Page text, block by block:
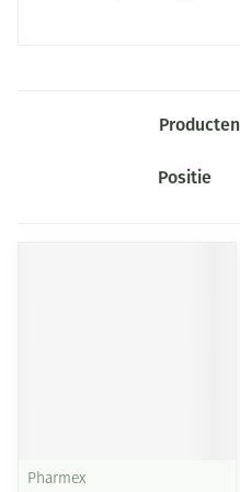
Producten
Sorteer op:
Pharmex